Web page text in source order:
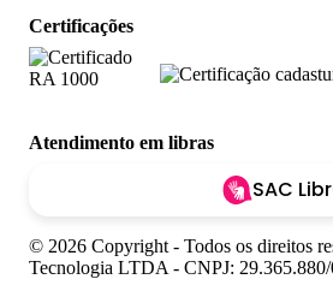
Certificações
Atendimento em libras
SAC
© 2026 Copyright - Todos os direitos
Tecnologia LTDA - CNPJ: 29.365.880/